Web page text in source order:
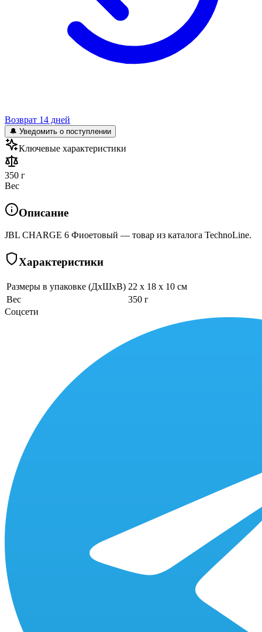
Возврат 14 дней
🔔 Уведомить о поступлении
Ключевые характеристики
350 г
Вес
Описание
JBL CHARGE 6 Фиоетовый — товар из каталога TechnoLine.
Характеристики
Размеры в упаковке (ДхШхВ) 22 x 18 x 10 см
Вес
350 г
Соцсети